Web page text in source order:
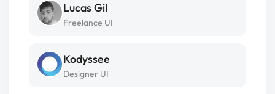
Lucas Gil
Freelance UI
Kodyssee
Designer UI